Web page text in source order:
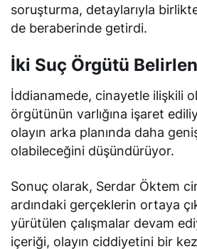
soruşturma, detaylarıyla
de beraberinde getirdi.
İki Suç Örgütü
İddianamede, cinayetle ilişkili
örgütünün varlığına işaret
olayın arka planında daha
olabileceğini düşündürüyor.
Sonuç olarak, Serdar Öktem
ardındaki gerçeklerin ortaya
yürütülen çalışmalar devam
içeriği, olayın ciddiyetini bir